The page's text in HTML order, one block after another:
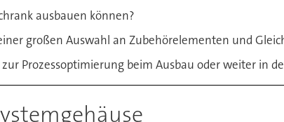
ausbauen können?
großen Auswahl an Zubehörelementen und
Prozessoptimierung beim Ausbau oder weiter in